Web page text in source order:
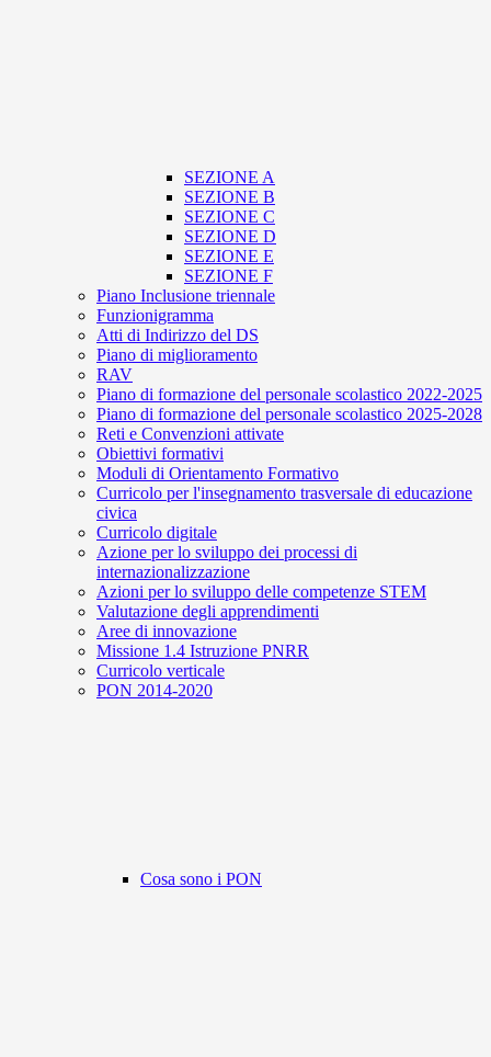
SEZIONE A
SEZIONE B
SEZIONE C
SEZIONE D
SEZIONE E
SEZIONE F
Piano Inclusione triennale
Funzionigramma
Atti di Indirizzo del DS
Piano di miglioramento
RAV
Piano di formazione del personale scolastico 2022-2025
Piano di formazione del personale scolastico 2025-2028
Reti e Convenzioni attivate
Obiettivi formativi
Moduli di Orientamento Formativo
Curricolo per l'insegnamento trasversale di educazione
civica
Curricolo digitale
Azione per lo sviluppo dei processi di
internazionalizzazione
Azioni per lo sviluppo delle competenze STEM
Valutazione degli apprendimenti
Aree di innovazione
Missione 1.4 Istruzione PNRR
Curricolo verticale
PON 2014-2020
Cosa sono i PON